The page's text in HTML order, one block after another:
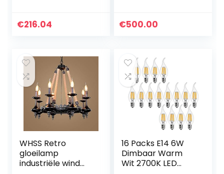
Ijzeren Kooi
€216.04
2700K 4W (4
€500.00
WHSS Retro
gloeilamp
industriële wind
16 Packs E14 6W
Dimbaar Warm
Wit 2700K LED